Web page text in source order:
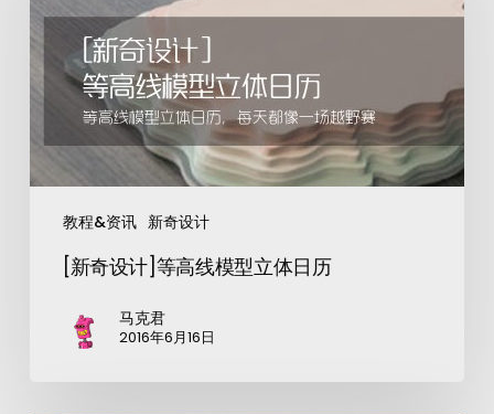
教程&资讯 新奇设计
[新奇设计]等高线模型立体日历
马克君
2016年6月16日